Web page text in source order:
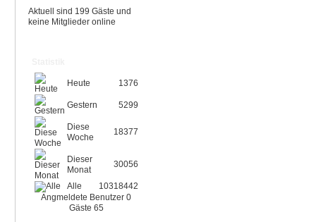
Aktuell sind 199 Gäste und
keine Mitglieder online
Heute 1376
Gestern 5299
Diese
Woche
18377
Dieser
Monat
30056
Alle
10318442
Angmeldete Benutzer 0
Gäste 65